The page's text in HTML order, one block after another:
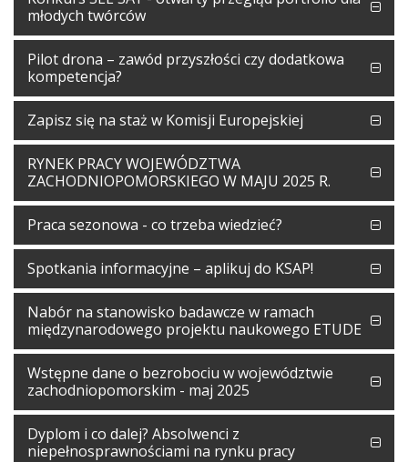
młodych twórców
Pilot drona – zawód przyszłości czy dodatkowa
kompetencja?
Zapisz się na staż w Komisji Europejskiej
RYNEK PRACY WOJEWÓDZTWA
ZACHODNIOPOMORSKIEGO W MAJU 2025 R.
Praca sezonowa - co trzeba wiedzieć?
Spotkania informacyjne – aplikuj do KSAP!
Nabór na stanowisko badawcze w ramach
międzynarodowego projektu naukowego ETUDE
Wstępne dane o bezrobociu w województwie
zachodniopomorskim - maj 2025
Dyplom i co dalej? Absolwenci z
niepełnosprawnościami na rynku pracy